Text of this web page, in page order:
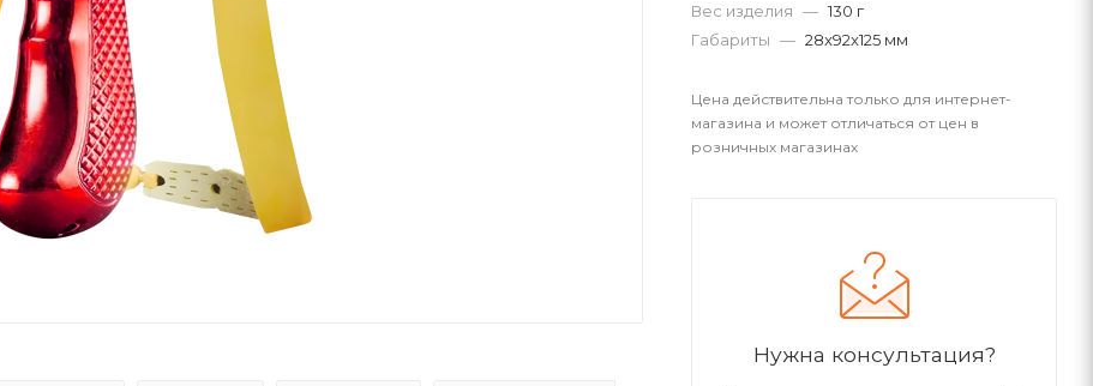
Вес изделия — 130 г
Габариты — 28x92x125 мм
Цена действительна только для интернет-
магазина и может отличаться от цен в
розничных магазинах
Нужна консультация?